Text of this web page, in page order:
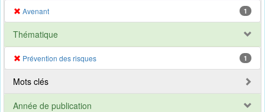
Avenant 1
Thématique
Prévention des risques 1
Mots clés
Année de publication